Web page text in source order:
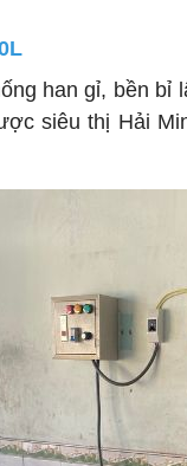
han gỉ, bền bỉ
siêu thị Hải